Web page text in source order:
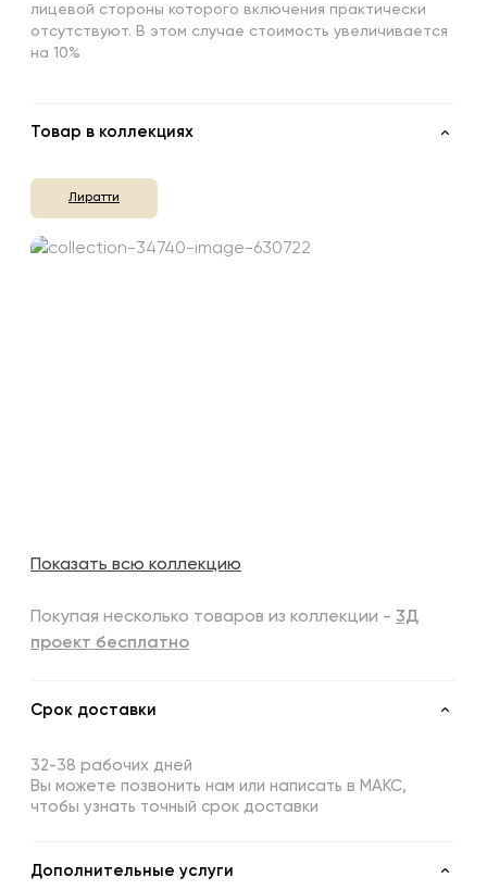
лицевой стороны которого включения практически
отсутствуют. В этом случае стоимость увеличивается
на 10%
Товар в коллекциях
Лиратти
Показать всю коллекцию
Покупая несколько товаров из коллекции - 3Д
проект бесплатно
Срок доставки
32-38 рабочих дней
Вы можете позвонить нам или написать в МАКС,
чтобы узнать точный срок доставки
Дополнительные услуги